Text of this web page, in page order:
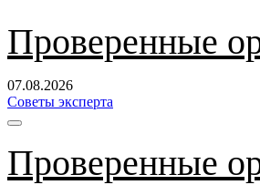
Перейти
содержанию
Проверенные
07.08.2026
Советы эксперта
Проверенные